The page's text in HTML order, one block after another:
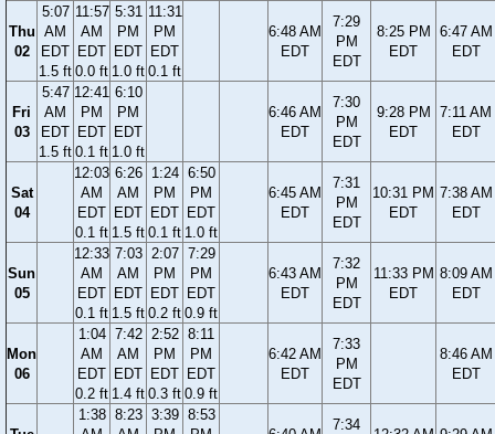
Thu
02
5:07
AM
EDT
1.5 ft
11:57
AM
EDT
0.0 ft
5:31
PM
EDT
1.0 ft
11:31
PM
EDT
0.1 ft
6:48 AM
EDT
7:29
PM
EDT
8:25 PM
EDT
6:47 AM
EDT
Fri
03
5:47
AM
EDT
1.5 ft
12:41
PM
EDT
0.1 ft
6:10
PM
EDT
1.0 ft
6:46 AM
EDT
7:30
PM
EDT
9:28 PM
EDT
7:11 AM
EDT
Sat
04
12:03
AM
EDT
0.1 ft
6:26
AM
EDT
1.5 ft
1:24
PM
EDT
0.1 ft
6:50
PM
EDT
1.0 ft
6:45 AM
EDT
7:31
PM
EDT
10:31 PM
EDT
7:38 AM
EDT
Sun
05
12:33
AM
EDT
0.1 ft
7:03
AM
EDT
1.5 ft
2:07
PM
EDT
0.2 ft
7:29
PM
EDT
0.9 ft
6:43 AM
EDT
7:32
PM
EDT
11:33 PM
EDT
8:09 AM
EDT
Mon
06
1:04
AM
EDT
0.2 ft
7:42
AM
EDT
1.4 ft
2:52
PM
EDT
0.3 ft
8:11
PM
EDT
0.9 ft
6:42 AM
EDT
7:33
PM
EDT
8:46 AM
EDT
1:38 8:23 3:39 8:53
7:34